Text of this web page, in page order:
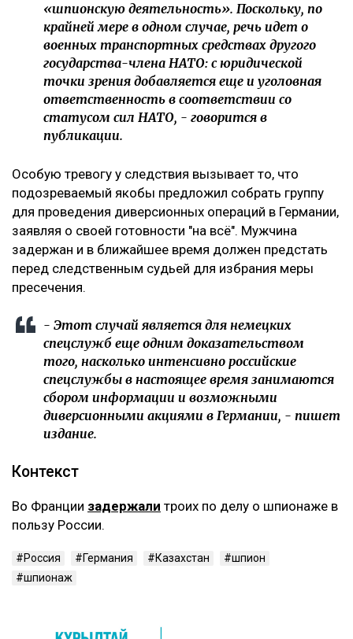
«шпионскую деятельность». Поскольку, по
крайней мере в одном случае, речь идет о
военных транспортных средствах другого
государства-члена НАТО: с юридической
точки зрения добавляется еще и уголовная
ответственность в соответствии со
статусом сил НАТО, - говорится в
публикации.
‎Особую тревогу у следствия вызывает то, что
подозреваемый якобы предложил собрать группу
для проведения диверсионных операций в Германии,
заявляя о своей готовности "на всё". Мужчина
задержан и в ближайшее время должен предстать
перед следственным судьей для избрания меры
пресечения.
‎- Этот случай является для немецких
спецслужб еще одним доказательством
того, насколько интенсивно российские
спецслужбы в настоящее время занимаются
сбором информации и возможными
диверсионными акциями в Германии, - пишет
издание.
‎Контекст
‎Во Франции задержали троих по делу о шпионаже в
пользу России.
Россия Германия Казахстан
шпион
шпионаж